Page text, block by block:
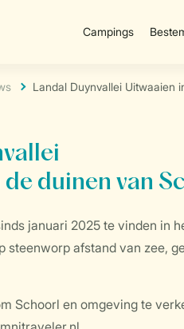
Campings
Landal Duynvallei Uitwaaien
duinen van
januari 2025 te vinden in
steenworp afstand van zee,
Schoorl en omgeving te